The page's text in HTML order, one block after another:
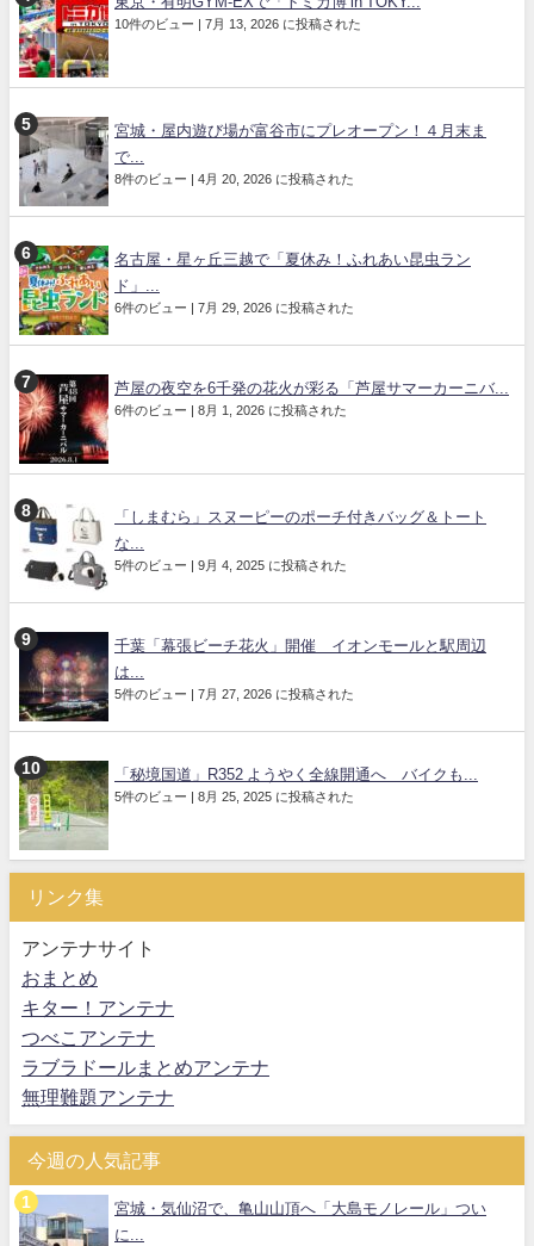
10件のビュー | 7月 13, 2026 に投稿された
宮城・屋内遊び場が富谷市にプレオープン！４月末ま
で...
8件のビュー | 4月 20, 2026 に投稿された
名古屋・星ヶ丘三越で「夏休み！ふれあい昆虫ラン
ド」...
6件のビュー | 7月 29, 2026 に投稿された
芦屋の夜空を6千発の花火が彩る「芦屋サマーカーニバ...
6件のビュー | 8月 1, 2026 に投稿された
「しまむら」スヌーピーのポーチ付きバッグ＆トート
な...
5件のビュー | 9月 4, 2025 に投稿された
千葉「幕張ビーチ花火」開催 イオンモールと駅周辺
は...
5件のビュー | 7月 27, 2026 に投稿された
「秘境国道」R352 ようやく全線開通へ バイクも...
5件のビュー | 8月 25, 2025 に投稿された
リンク集
アンテナサイト
おまとめ
キター！アンテナ
つべこアンテナ
ラブラドールまとめアンテナ
無理難題アンテナ
今週の人気記事
宮城・気仙沼で、亀山山頂へ「大島モノレール」つい
に...